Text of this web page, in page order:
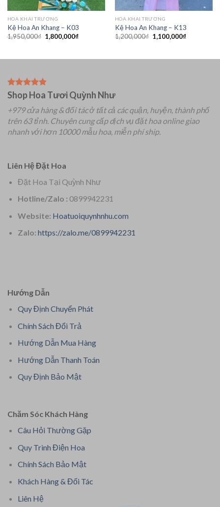
HOA KHAI TRƯƠNG
Kệ Hoa An Khang – K03
1,950,000₫ Giá
gốc
1,800,000₫Giá
1,800,000₫.
HOA KHAI TRƯƠNG
Kệ Hoa An Khang – K13
1,200,000₫ Giá
gốc
1,100,000₫Giá
Shop Hoa Tươi Quỳnh Như
+979 cửa hàng & đối tác ở tất cả các quận, huyện, thành phố
trên 63 tỉnh. Chuyên cung cấp dịch vụ đặt hoa online giao
nhanh với hơn 10000 mẫu hoa, miễn phí ship.
Liên Hệ Đặt Hoa
Đặt Hoa Tại Quỳnh Như
Hotline/Zalo : 0899942231
Website: Hoatuoiquynhnhu.com
Zalo: https://zalo.me/0899942231
Hướng Dẫn
Quy Định Chuyển Phát
Chính Sách Đổi Trả
Hướng Dẫn Mua Hàng
Hướng Dẫn Thanh Toán
Quy Định Bảo Mật
Chăm Sóc Khách Hàng
Câu Hỏi Thường Gặp
Quy Trình Điện Hoa
Chính Sách Bảo Mật
Khách Hàng & Đối Tác
Liên Hệ